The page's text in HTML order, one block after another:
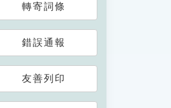
轉寄詞條
錯誤通報
友善列印